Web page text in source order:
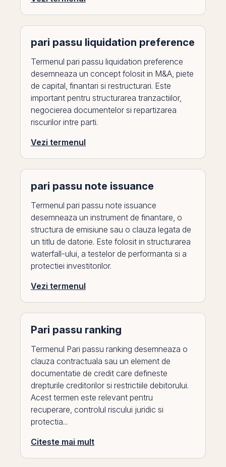
pari passu liquidation preference
Termenul pari passu liquidation preference
desemneaza un concept folosit in M&A, piete
de capital, finantari si restructurari. Este
important pentru structurarea tranzactiilor,
negocierea documentelor si repartizarea
riscurilor intre parti.
Vezi termenul
pari passu note issuance
Termenul pari passu note issuance
desemneaza un instrument de finantare, o
structura de emisiune sau o clauza legata de
un titlu de datorie. Este folosit in structurarea
waterfall-ului, a testelor de performanta si a
protectiei investitorilor.
Vezi termenul
Pari passu ranking
Termenul Pari passu ranking desemneaza o
clauza contractuala sau un element de
documentatie de credit care defineste
drepturile creditorilor si restrictiile debitorului.
Acest termen este relevant pentru
recuperare, controlul riscului juridic si
protectia...
Citeste mai mult